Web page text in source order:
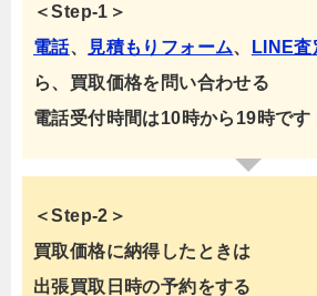
＜Step-1＞
電話、 見積もりフォーム、 LINE査
ら、買取価格を問い合わせる
電話受付時間は10時から19時です
＜Step-2＞
買取価格に納得したときは
出張買取日時の予約をする